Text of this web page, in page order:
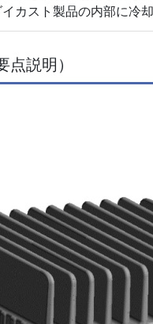
カスト製品の内部に冷
点説明）